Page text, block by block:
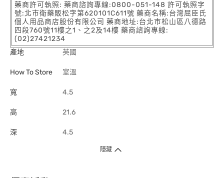
藥商許可執照: 藥商諮詢專線:0800-051-148 許可執照字
號:北市衛藥販松字第620101C611號 藥商名稱:台灣屈臣氏
個人用品商店股份有限公司 藥商地址:台北市松山區八德路
四段760號11樓之1、之2及14樓 藥商諮詢專線:
(02)27421234
產地
英國
How To Store 室溫
寬 4.5
高 21.6
深 4.5
隱藏